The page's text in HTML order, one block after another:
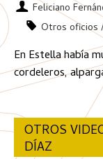
Feliciano
Otros oficios
En Estella había
cordeleros,
OTROS
DÍAZ